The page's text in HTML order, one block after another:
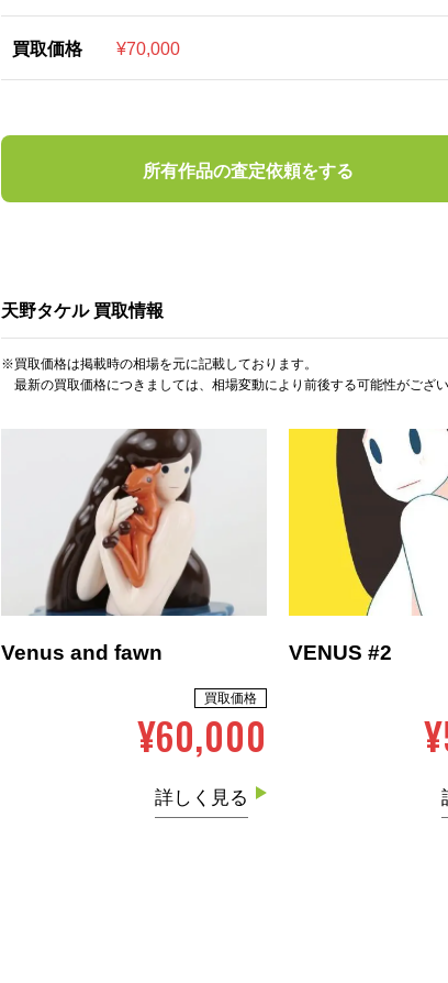
買取価格 ¥70,000
所有作品の査定依頼をする
天野タケル 買取情報
※買取価格は掲載時の相場を元に記載しております。
最新の買取価格につきましては、相場変動により前後する可能性がござ
Venus and fawn
買取価格
¥60,000
詳しく見る
VENUS #2